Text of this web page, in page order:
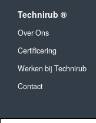
Technirub ®
Over Ons
Certificering
Werken bij Technirub
Contact